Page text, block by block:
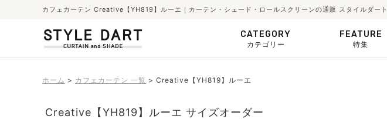
カフェカーテン Creative【YH819】ルーエ｜カーテン・シェード・ロールスクリーンの通販 スタイルダート
CATEGORY
カテゴリー
FEATURE
特集
ホーム カフェカーテン 一覧 Creative【YH819】ルーエ
Creative【YH819】ルーエ サイズオーダー